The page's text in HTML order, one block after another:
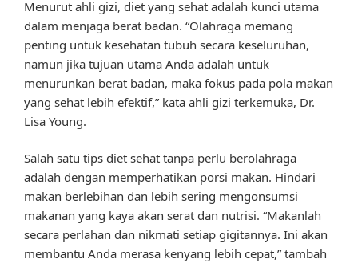
Menurut ahli gizi, diet yang sehat adalah kunci utama
dalam menjaga berat badan. “Olahraga memang
penting untuk kesehatan tubuh secara keseluruhan,
namun jika tujuan utama Anda adalah untuk
menurunkan berat badan, maka fokus pada pola makan
yang sehat lebih efektif,” kata ahli gizi terkemuka, Dr.
Lisa Young.
Salah satu tips diet sehat tanpa perlu berolahraga
adalah dengan memperhatikan porsi makan. Hindari
makan berlebihan dan lebih sering mengonsumsi
makanan yang kaya akan serat dan nutrisi. “Makanlah
secara perlahan dan nikmati setiap gigitannya. Ini akan
membantu Anda merasa kenyang lebih cepat,” tambah